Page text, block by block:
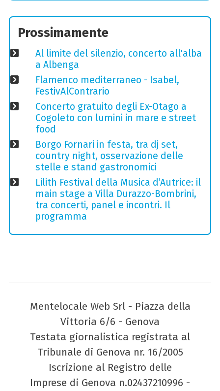
Prossimamente
Al limite del silenzio, concerto all'alba
a Albenga
Flamenco mediterraneo - Isabel,
FestivAlContrario
Concerto gratuito degli Ex-Otago a
Cogoleto con lumini in mare e street
food
Borgo Fornari in festa, tra dj set,
country night, osservazione delle
stelle e stand gastronomici
Lilith Festival della Musica d’Autrice: il
main stage a Villa Durazzo-Bombrini,
tra concerti, panel e incontri. Il
programma
Mentelocale Web Srl - Piazza della
Vittoria 6/6 - Genova
Testata giornalistica registrata al
Tribunale di Genova nr. 16/2005
Iscrizione al Registro delle
Imprese di Genova n.02437210996 -